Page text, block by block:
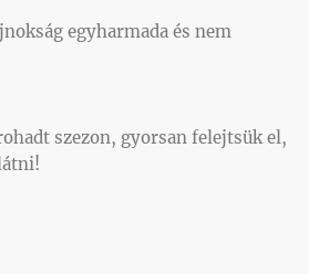
egyharmada és nem
szezon, gyorsan felejtsük el,